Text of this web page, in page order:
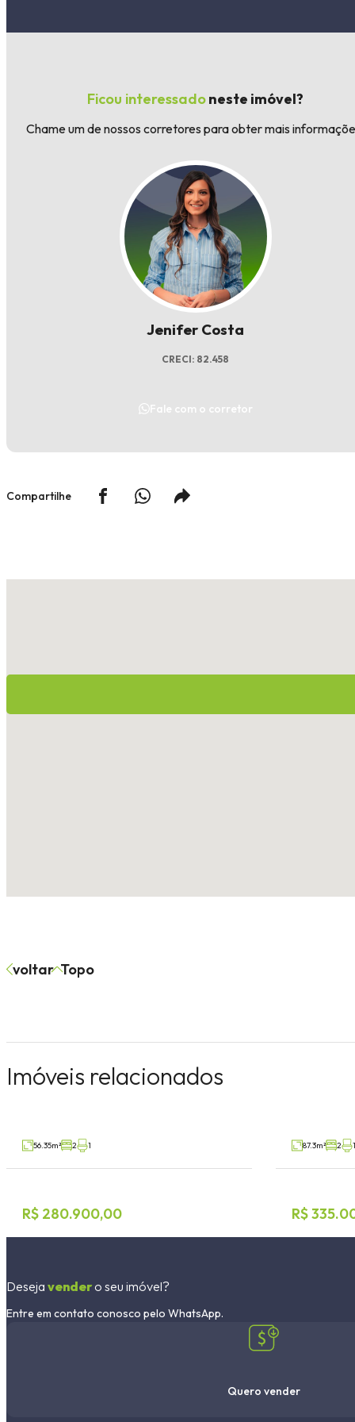
Ficou interessadoneste imóvel?
Chame um de nossos corretores para obter mais
Jenifer Costa
CRECI: 82.458
Fale com o corretor
Compartilhe
voltar Topo
Imóveis relacionados
Casa 2 dormitórios
Conventos, Lajeado
56.35m² 2 1
R$ 280.900,00
87.3m² 2 1
R$
Deseja vendero seu imóvel?
Entre em contato conosco pelo WhatsApp.
Quero vender